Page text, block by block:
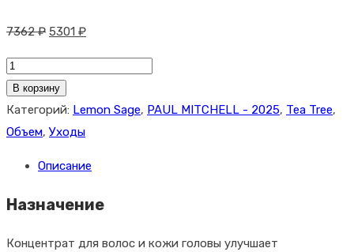
7362₽ Первоначальная
составляла
7362 ₽.
5301 ₽Текущая
5301 ₽.
Количество
товара
Paul
Mitchell
ампулы
Lemon
Hair
В корзину
Категорий: Lemon Sage, PAUL MITCHELL - 2025, Tea Tree,
Объем,Уходы
Описание
Назначение
Концентрат для волос и кожи головы улучшает